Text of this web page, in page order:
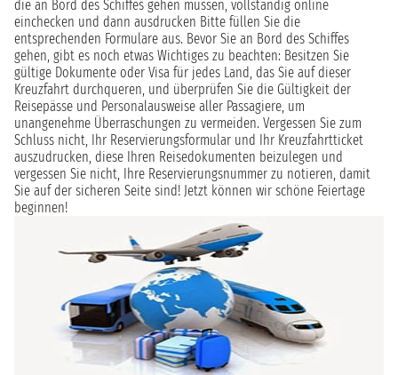
die an Bord des Schiffes gehen müssen, vollständig online
einchecken und dann ausdrucken Bitte füllen Sie die
entsprechenden Formulare aus. Bevor Sie an Bord des Schiffes
gehen, gibt es noch etwas Wichtiges zu beachten: Besitzen Sie
gültige Dokumente oder Visa für jedes Land, das Sie auf dieser
Kreuzfahrt durchqueren, und überprüfen Sie die Gültigkeit der
Reisepässe und Personalausweise aller Passagiere, um
unangenehme Überraschungen zu vermeiden. Vergessen Sie zum
Schluss nicht, Ihr Reservierungsformular und Ihr Kreuzfahrtticket
auszudrucken, diese Ihren Reisedokumenten beizulegen und
vergessen Sie nicht, Ihre Reservierungsnummer zu notieren, damit
Sie auf der sicheren Seite sind! Jetzt können wir schöne Feiertage
beginnen!